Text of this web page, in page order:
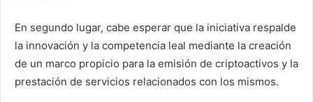
En segundo lugar, cabe esperar que la iniciativa respalde
la innovación y la competencia leal mediante la creación
de un marco propicio para la emisión de criptoactivos y la
prestación de servicios relacionados con los mismos.